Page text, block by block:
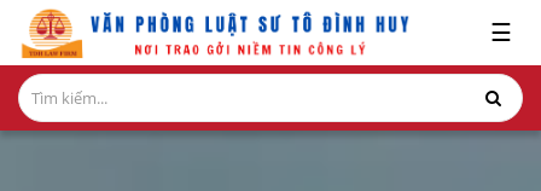
GIỚI
THIỆU
☰